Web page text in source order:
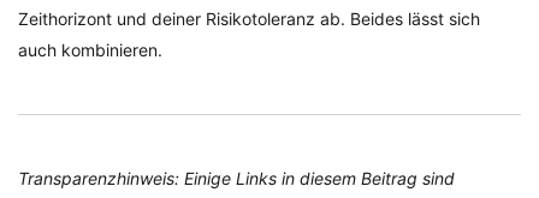
Zeithorizont und deiner Risikotoleranz ab. Beides lässt sich
auch kombinieren.
Transparenzhinweis: Einige Links in diesem Beitrag sind